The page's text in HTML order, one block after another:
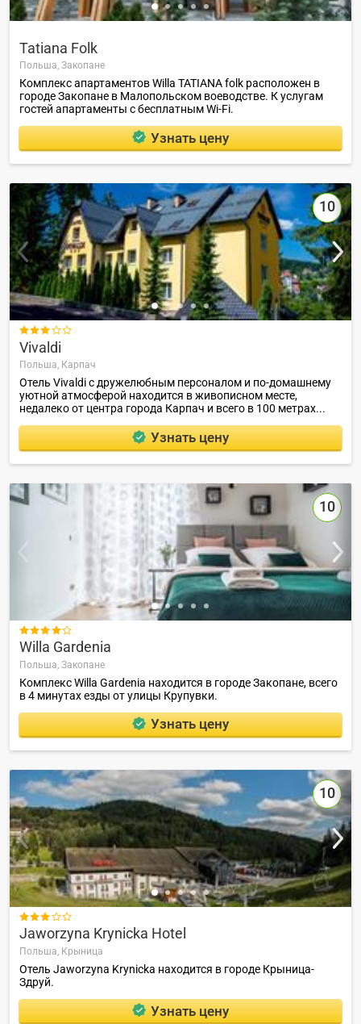
Tatiana Folk
Польша, Закопане
Комплекс апартаментов Willa TATIANA folk расположен в
городе Закопане в Малопольском воеводстве. К услугам
гостей апартаменты с бесплатным Wi-Fi.
Узнать цену
10

Vivaldi
Польша, Карпач
Отель Vivaldi с дружелюбным персоналом и по-домашнему
уютной атмосферой находится в живописном месте,
недалеко от центра города Карпач и всего в 100 метрах...
Узнать цену
10

Willa Gardenia
Польша, Закопане
Комплекс Willa Gardenia находится в городе Закопане, всего
в 4 минутах езды от улицы Крупувки.
Узнать цену
10

Jaworzyna Krynicka Hotel
Польша, Крыница
Отель Jaworzyna Krynicka находится в городе Крыница-
Здруй.
Узнать цену